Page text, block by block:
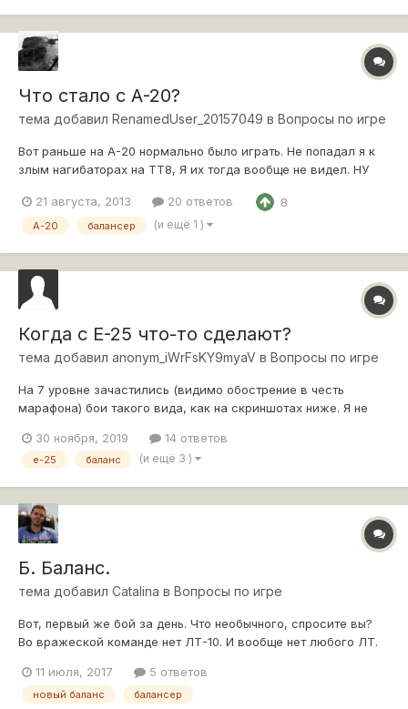
Что стало с А-20?
тема добавил RenamedUser_20157049 в Вопросы по игре
Вот раньше на А-20 нормально было играть. Не попадал я к
злым нагибаторах на ТТ8, Я их тогда вообще не видел. НУ
так наказали и без того немного унылый танк?
21 августа, 2013 20 ответов 8
А-20 балансер (и ещё 1 )
Когда с Е-25 что-то сделают?
тема добавил anonym_iWrFsKY9myaV в Вопросы по игре
На 7 уровне зачастились (видимо обострение в честь
марафона) бои такого вида, как на скриншотах ниже. Я не
этого. Так как всё ещё есть бои с 8 и 9 уровнями. Но когда
собирается бой с одноуровневой техникой, то он выглядит
30 ноября, 2019 14 ответов
е-25 баланс (и ещё 3 )
Б. Баланс.
тема добавил Catalina в Вопросы по игре
Вот, первый же бой за день. Что необычного, спросите вы?
Во вражеской команде нет ЛТ-10. И вообще нет любого ЛТ.
почему так? Я не придираюсь, но неужели в рандоме нет
больше десяток-ЛТ, что бы всунуть их сюда? Ладно бы это
11 июля, 2017 5 ответов
новый баланс балансер